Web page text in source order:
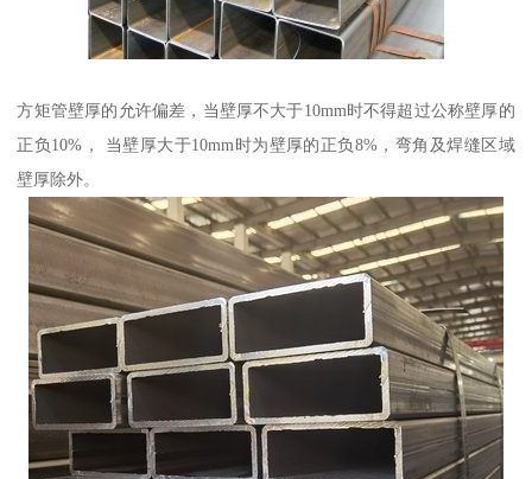
方矩管壁厚的允许偏差，当壁厚不大于10mm时不得超过公称壁厚的
正负10%， 当壁厚大于10mm时为壁厚的正负8%，弯角及焊缝区域
壁厚除外。